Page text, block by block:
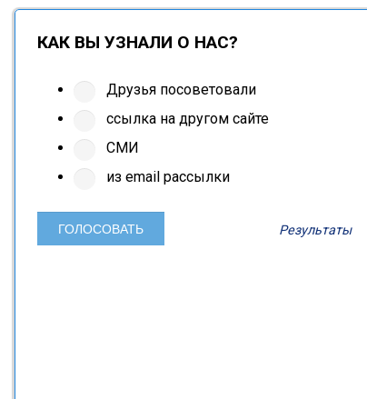
КАК ВЫ УЗНАЛИ О НАС?
Друзья посоветовали
ссылка на другом сайте
СМИ
из email рассылки
Результаты